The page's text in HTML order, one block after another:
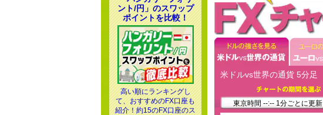
米ドルvs世界の通貨 5分足
東京時間 --:-- 1分ごとに更新
ント/円」のスワップ
ポイントを比較！
高い順にランキングし
て、おすすめのFX口座も
紹介！約15のFX口座のス